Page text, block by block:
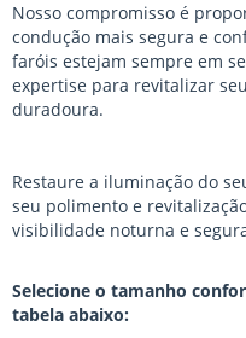
Nosso compromisso é
condução mais segura e
faróis estejam sempre em
expertise para revitalizar
duradoura.
Restaure a iluminação do
seu polimento e
visibilidade noturna e
Selecione o tamanho
tabela abaixo: